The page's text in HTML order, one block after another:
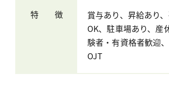
特 徴
賞与あり、昇給あり
OK、駐車場あり、産
験者・有資格者歓迎
OJT